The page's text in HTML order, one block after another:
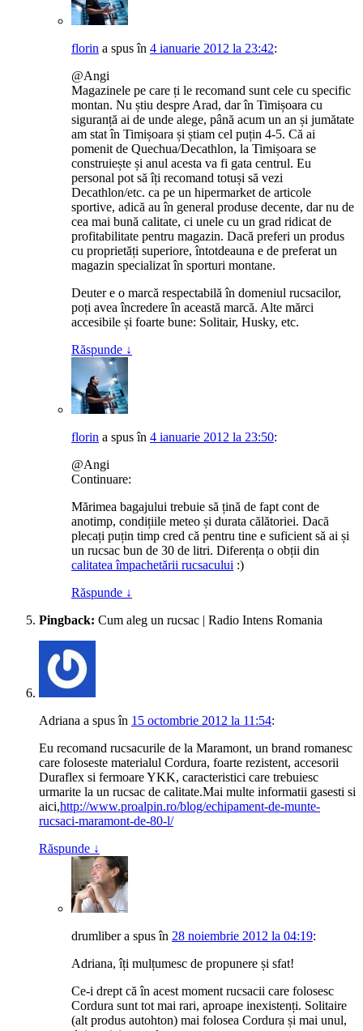
florin a spusîn 4 ianuarie 2012 la 23:42:
@Angi
Magazinele pe care ți le recomand sunt cele cu specific
montan. Nu știu despre Arad, dar în Timișoara cu
siguranță ai de unde alege, până acum un an și jumătate
am stat în Timișoara și știam cel puțin 4-5. Că ai
pomenit de Quechua/Decathlon, la Timișoara se
construiește și anul acesta va fi gata centrul. Eu
personal pot să îți recomand totuși să vezi
Decathlon/etc. ca pe un hipermarket de articole
sportive, adică au în general produse decente, dar nu de
cea mai bună calitate, ci unele cu un grad ridicat de
profitabilitate pentru magazin. Dacă preferi un produs
cu proprietăți superiore, întotdeauna e de preferat un
magazin specializat în sporturi montane.
Deuter e o marcă respectabilă în domeniul rucsacilor,
poți avea încredere în această marcă. Alte mărci
accesibile și foarte bune: Solitair, Husky, etc.
Răspunde ↓
florin a spusîn 4 ianuarie 2012 la 23:50:
@Angi
Continuare:
Mărimea bagajului trebuie să țină de fapt cont de
anotimp, condițiile meteo și durata călătoriei. Dacă
plecați puțin timp cred că pentru tine e suficient să ai și
un rucsac bun de 30 de litri. Diferența o obții din
calitatea împachetării rucsacului :)
Răspunde ↓
Pingback: Cum aleg un rucsac | Radio Intens Romania
Adriana a spusîn 15 octombrie 2012 la 11:54:
Eu recomand rucsacurile de la Maramont, un brand romanesc
care foloseste materialul Cordura, foarte rezistent, accesorii
Duraflex si fermoare YKK, caracteristici care trebuiesc
urmarite la un rucsac de calitate.Mai multe informatii gasesti si
aici,http://www.proalpin.ro/blog/echipament-de-munte-
rucsaci-maramont-de-80-l/
Răspunde ↓
drumliber a spusîn 28 noiembrie 2012 la 04:19:
Adriana, îți mulțumesc de propunere și sfat!
Ce-i drept că în acest moment rucsacii care folosesc
Cordura sunt tot mai rari, aproape inexistenți. Solitaire
(alt produs autohton) mai folosea Cordura și mai unul,